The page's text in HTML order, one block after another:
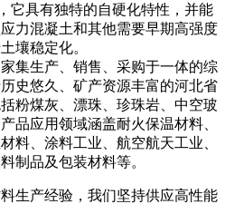
它具有独特的自硬化特性，并能
力混凝土和其他需要早期高强度
壤稳定化。
集生产、销售、采购于一体的综
史悠久、矿产资源丰富的河北省
粉煤灰、漂珠、珍珠岩、中空玻
品应用领域涵盖耐火保温材料、
料、涂料工业、航空航天工业、
制品及包装材料等。
生产经验，我们坚持供应高性能